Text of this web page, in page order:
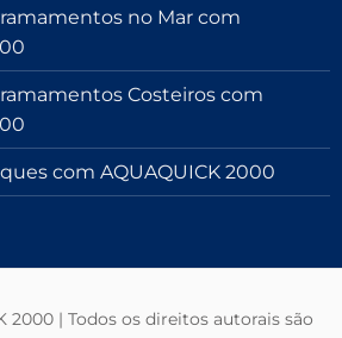
no Mar com
Costeiros com
com AQUAQUICK 2000
2000 | Todos os direitos autorais são